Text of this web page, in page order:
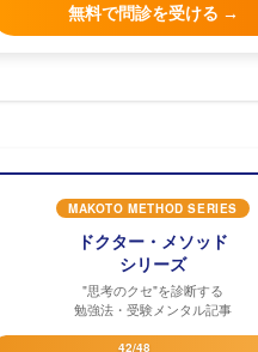
無料で問診を受ける →
MAKOTO METHOD SERIES
ドクター・メソッド
シリーズ
"思考のクセ"を診断する
勉強法・受験メンタル記事
42/48